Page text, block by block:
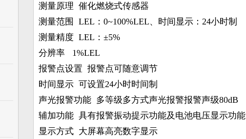
测量原理 催化燃烧式传感器
测量范围 LEL：0~100%LEL、时间显示：24小时制
测量精度 LEL：±5%
分辨率 1%LEL
报警点设置 报警点可随意调节
时间显示 可设置24小时时间制
声光报警功能 多等级多方式声光报警报警声级80dB
辅加功能 具有报警振动提示功能及电池电压显示功能
显示方式 大屏幕高亮数字显示